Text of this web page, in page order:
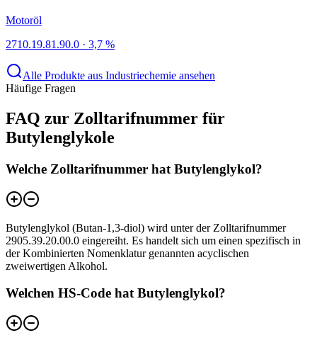
Motoröl
2710.19.81.90.0 · 3,7 %
Alle Produkte aus Industriechemie ansehen
Häufige Fragen
FAQ zur Zolltarifnummer für
Butylenglykole
Welche Zolltarifnummer hat Butylenglykol?
Butylenglykol (Butan-1,3-diol) wird unter der Zolltarifnummer
2905.39.20.00.0 eingereiht. Es handelt sich um einen spezifisch in
der Kombinierten Nomenklatur genannten acyclischen
zweiwertigen Alkohol.
Welchen HS-Code hat Butylenglykol?